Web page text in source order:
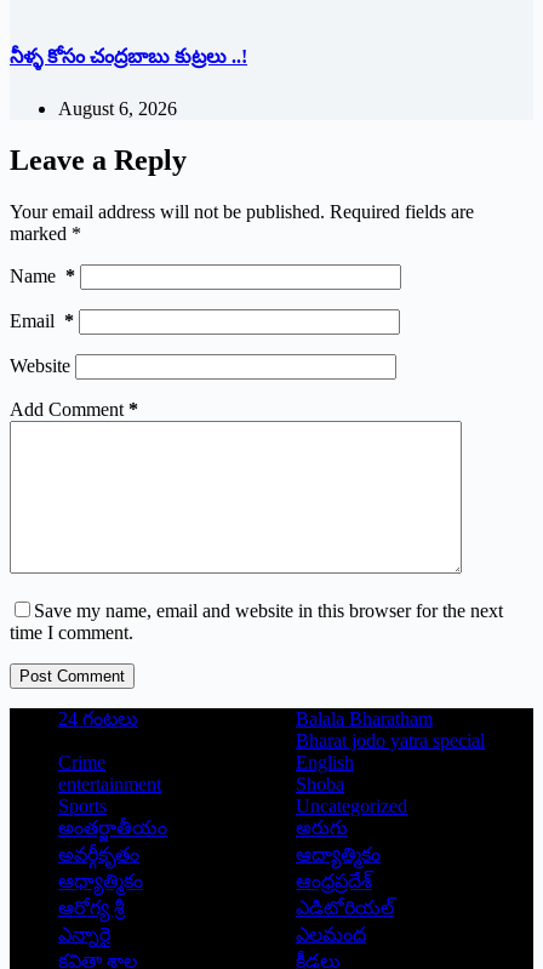
నీళ్ళ కోసం చంద్రబాబు కుట్రలు ..!
August 6, 2026
Leave a Reply
Your email address will not be published. Required fields are
marked *
Name *
Email *
Website
Add Comment *
Save my name, email and website in this browser for the next
time I comment.
Post Comment
24 గంటలు
Balala Bharatham
Bharat jodo yatra special
Crime
English
entertainment
Shoba
Sports
Uncategorized
అంతర్జాతీయం
అరుగు
అవర్గీకృతం
ఆద్యాత్మికం
ఆధ్యాత్మికం
ఆంధ్రప్రదేశ్
ఆరోగ్య శ్రీ
ఎడిటోరియల్
ఎన్నారై
ఎలమంద
కవితా శాల
క్రీడలు